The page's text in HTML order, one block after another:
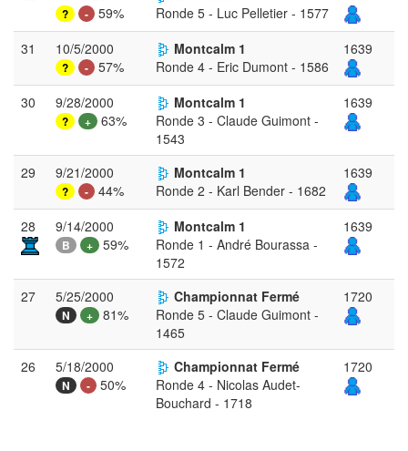
? - 59%
Ronde 5 - Luc Pelletier - 1577
31 10/5/2000
? - 57%
Montcalm 1
Ronde 4 - Eric Dumont - 1586
1639
30 9/28/2000
? + 63%
Montcalm 1
Ronde 3 - Claude Guimont -
1543
1639
29 9/21/2000
? - 44%
Montcalm 1
Ronde 2 - Karl Bender - 1682
1639
28 9/14/2000
B + 59%
Montcalm 1
Ronde 1 - André Bourassa -
1572
1639
27 5/25/2000
N + 81%
Championnat Fermé
Ronde 5 - Claude Guimont -
1465
1720
26 5/18/2000
N - 50%
Championnat Fermé
Ronde 4 - Nicolas Audet-
Bouchard - 1718
1720